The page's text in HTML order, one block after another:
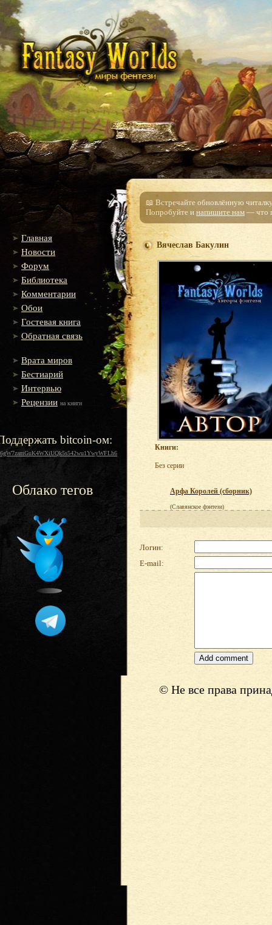
Главная
Новости
Форум
Библиотека
Комментарии
Обои
Гостевая книга
Обратная связь
Врата миров
Бестиарий
Интервью
Рецензии на книги
bitcoin-ом:
Облако тегов
📖 Встречайте обновлённую
Попробуйте и напишите нам — что
Вячеслав Бакулин
Книги:
Без серии
Арфа Королей (сборник)
(Славянское фэнтези)
Логин:
E-mail:
© Не все права